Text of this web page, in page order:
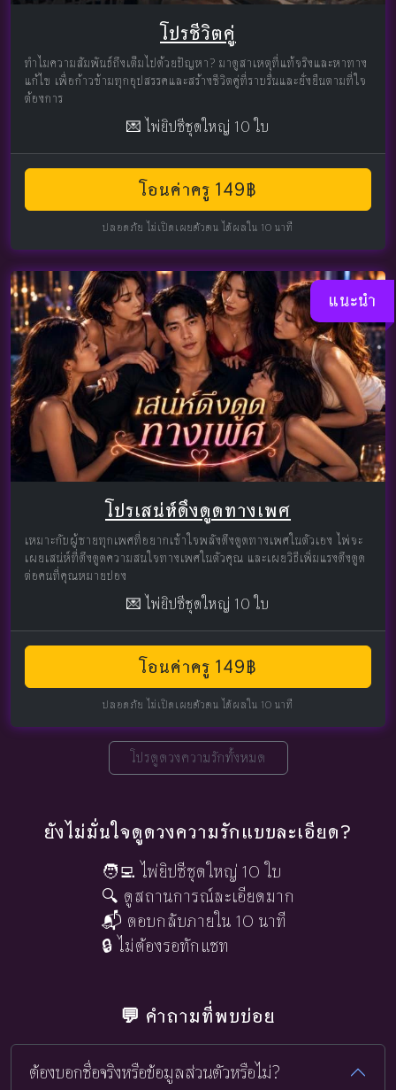
โปรชีวิตคู่
ทำไมความสัมพันธ์ถึงเต็มไปด้วยปัญหา? มาดูสาเหตุที่แท้จริงและหาทาง
แก้ไข เพื่อก้าวข้ามทุกอุปสรรคและสร้างชีวิตคู่ที่ราบรื่นและยั่งยืนตามที่ใจ
ต้องการ
💌 ไพ่ยิปซีชุดใหญ่ 10 ใบ
โอนค่าครู 149฿
ปลอดภัย ไม่เปิดเผยตัวตน ได้ผลใน 10 นาที
แนะนำ
โปรเสน่ห์ดึงดูดทางเพศ
เหมาะกับผู้ชายทุกเพศที่อยากเข้าใจพลังดึงดูดทางเพศในตัวเอง ไพ่จะ
เผยเสน่ห์ที่ดึงดูดความสนใจทางเพศในตัวคุณ และเผยวิธีเพิ่มแรงดึงดูด
ต่อคนที่คุณหมายปอง
💌 ไพ่ยิปซีชุดใหญ่ 10 ใบ
โอนค่าครู 149฿
ปลอดภัย ไม่เปิดเผยตัวตน ได้ผลใน 10 นาที
โปรดูดวงความรักทั้งหมด
ยังไม่มั่นใจดูดวงความรักแบบละเอียด?
🧑‍💻 ไพ่ยิปซีชุดใหญ่ 10 ใบ
🔍 ดูสถานการณ์ละเอียดมาก
📬 ตอบกลับภายใน 10 นาที
🔒 ไม่ต้องรอทักแชท
💬 คำถามที่พบบ่อย
ต้องบอกชื่อจริงหรือข้อมูลส่วนตัวหรือไม่?